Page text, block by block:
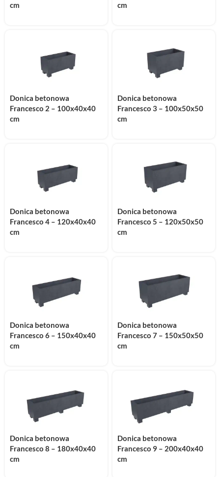
cm
cm
Donica betonowa
Francesco 2 – 100x40x40
cm
Donica betonowa
Francesco 3 – 100x50x50
cm
Donica betonowa
Francesco 4 – 120x40x40
cm
Donica betonowa
Francesco 5 – 120x50x50
cm
Donica betonowa
Francesco 6 – 150x40x40
cm
Donica betonowa
Francesco 7 – 150x50x50
cm
Donica betonowa
Francesco 8 – 180x40x40
cm
Donica betonowa
Francesco 9 – 200x40x40
cm